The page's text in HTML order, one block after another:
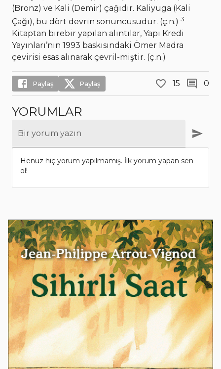
(Bronz) ve Kali (Demir) çağıdır. Kaliyuga (Kali
Çağı), bu dört devrin sonuncusudur. (ç.n.) 3
Kitaptan birebir yapılan alıntılar, Yapı Kredi
Yayınları’nın 1993 baskısındaki Ömer Madra
çevirisi esas alınarak çevril-miştir. (ç.n.)
Paylaş Paylaş 15 0
YORUMLAR
Bir yorum yazın
Henüz hiç yorum yapılmamış. İlk yorum yapan sen
ol!